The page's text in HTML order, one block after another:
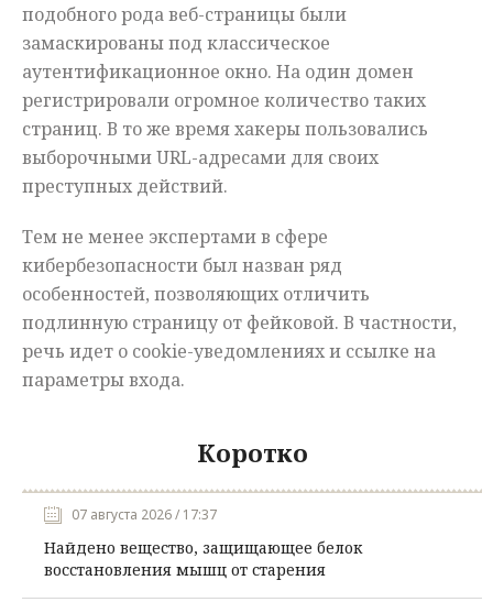
подобного рода веб-страницы были
замаскированы под классическое
аутентификационное окно. На один домен
регистрировали огромное количество таких
страниц. В то же время хакеры пользовались
выборочными URL-адресами для своих
преступных действий.
Тем не менее экспертами в сфере
кибербезопасности был назван ряд
особенностей, позволяющих отличить
подлинную страницу от фейковой. В частности,
речь идет о cookie-уведомлениях и ссылке на
параметры входа.
Коротко
07 августа 2026 / 17:37
Найдено вещество, защищающее белок
восстановления мышц от старения